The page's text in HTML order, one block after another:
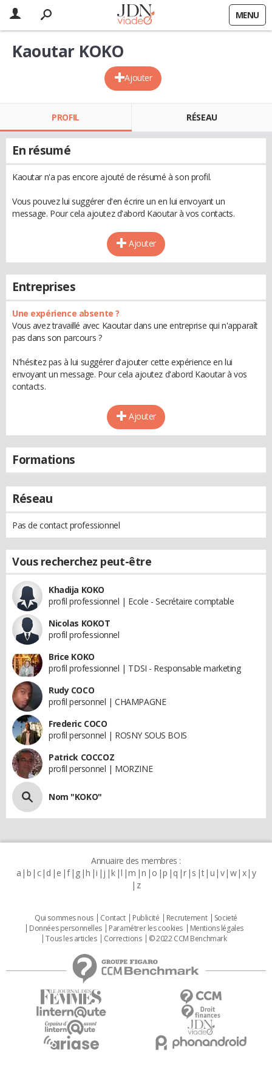
MENU
Ajouter
Kaoutar KOKO
PROFIL RÉSEAU
En résumé
Kaoutar n'a pas encore ajouté de résumé à son profil.
Vous pouvez lui suggérer d'en écrire un en lui envoyant un
message. Pour cela ajoutez d'abord Kaoutar à vos contacts.
Ajouter
Entreprises
Une expérience absente ?
Vous avez travaillé avec Kaoutar dans une entreprise qui n'apparaît
pas dans son parcours ?
N'hésitez pas à lui suggérer d'ajouter cette expérience en lui
envoyant un message. Pour cela ajoutez d'abord Kaoutar à vos
contacts.
Ajouter
Formations
Réseau
Pas de contact professionnel
Vous recherchez peut-être
Khadija KOKO
profil professionnel | Ecole - Secrétaire comptable
Nicolas KOKOT
profil professionnel
Brice KOKO
profil professionnel | TDSI - Responsable marketing
Rudy COCO
profil personnel | CHAMPAGNE
Frederic COCO
profil personnel | ROSNY SOUS BOIS
Patrick COCCOZ
profil personnel | MORZINE
Nom "KOKO"
Annuaire des membres :
a b c d e f g h i j k l m n o p q r s t u v w x y
z
Qui sommes nous Contact Publicité Recrutement
Societé
Données personnelles
Paramétrer les cookies
Mentions légales
Tous les articles
Corrections © 2022 CCM Benchmark